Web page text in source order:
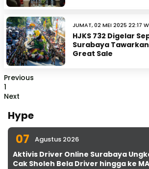
JUMAT, 02 MEI 2025 22:17
HJKS 732 Digelar
Surabaya
Great Sale
Previous
1
Next
Hype
07 Agustus 2026
Aktivis Driver Online Surabaya
Cak Sholeh Bela Driver hingga ke MA